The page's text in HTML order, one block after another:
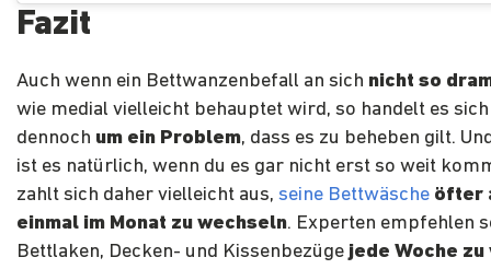
Fazit
Auch wenn ein Bettwanzenbefall an sich nicht so
wie medial vielleicht behauptet wird, so handelt es
dennoch um ein Problem, dass es zu beheben gilt.
ist es natürlich, wenn du es gar nicht erst so weit
zahlt sich daher vielleicht aus, seine Bettwäsche öfter
einmal im Monat zu wechseln. Experten empfehlen
Bettlaken, Decken- und Kissenbezügejede Woche zu